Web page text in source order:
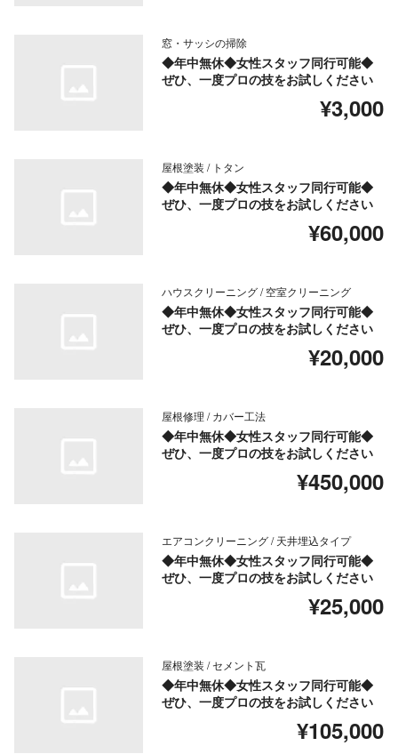
窓・サッシの掃除
◆年中無休◆女性スタッフ同行可能◆
ぜひ、一度プロの技をお試しください
¥3,000
屋根塗装 / トタン
◆年中無休◆女性スタッフ同行可能◆
ぜひ、一度プロの技をお試しください
¥60,000
ハウスクリーニング / 空室クリーニング
◆年中無休◆女性スタッフ同行可能◆
ぜひ、一度プロの技をお試しください
¥20,000
屋根修理 / カバー工法
◆年中無休◆女性スタッフ同行可能◆
ぜひ、一度プロの技をお試しください
¥450,000
エアコンクリーニング / 天井埋込タイプ
◆年中無休◆女性スタッフ同行可能◆
ぜひ、一度プロの技をお試しください
¥25,000
屋根塗装 / セメント瓦
◆年中無休◆女性スタッフ同行可能◆
ぜひ、一度プロの技をお試しください
¥105,000